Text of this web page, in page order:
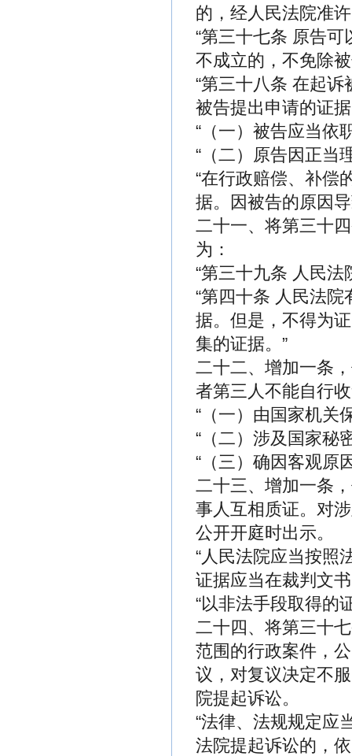
的，经人民法院准
“第三十七条 原告
不成立的，不免除
“第三十八条 在起
被告提出申请的证
“（一）被告应当依
“（二）原告因正当
“在行政赔偿、补偿
据。因被告的原因
二十一、将第三十
为：
“第三十九条 人民
“第四十条 人民法
据。但是，不得为
集的证据。”
二十二、增加一条
者第三人不能自行
“（一）由国家机关
“（二）涉及国家秘
“（三）确因客观原
二十三、增加一条
事人互相质证。对
公开开庭时出示。
“人民法院应当按照
证据应当在裁判文
“以非法手段取得的
二十四、将第三十
范围的行政案件，
议，对复议决定不
院提起诉讼。
“法律、法规规定应
法院提起诉讼的，